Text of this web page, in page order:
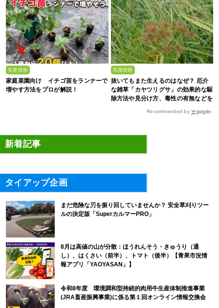
生産技術
家庭菜園向け イチゴ苗をランナーで
増やす方法をプロが解説！
生産技術
抜いてもまた生えるのはなぜ？ 厄介
な雑草「カヤツリグサ」の効果的な駆
除方法や見分け方、毒性の有無などを
Recommended by
新着記事
タイアップ企画
まだ危険な刃を振り回していませんか？ 安全草刈りツー
ルの決定版「SuperカルマーPRO」
8月は高値の山が分散：ほうれんそう・きゅうり（通
し）、はくさい（前半）、トマト（後半）【青果市況情
報アプリ「YAOYASAN」】
令和8年度 環境調和型持続的肉用牛生産体制推進事業
(JRA畜産振興事業)に係る第１回オンライン情報交換会